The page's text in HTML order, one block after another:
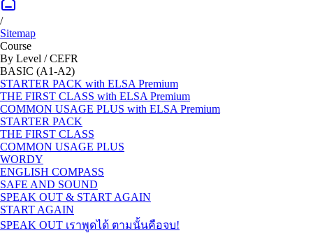
/
Sitemap
Course
By Level / CEFR
BASIC (A1-A2)
STARTER PACK with ELSA Premium
THE FIRST CLASS with ELSA Premium
COMMON USAGE PLUS with ELSA Premium
STARTER PACK
THE FIRST CLASS
COMMON USAGE PLUS
WORDY
ENGLISH COMPASS
SAFE AND SOUND
SPEAK OUT & START AGAIN
START AGAIN
SPEAK OUT เราพูดได้ ตามนั้นคือจบ!